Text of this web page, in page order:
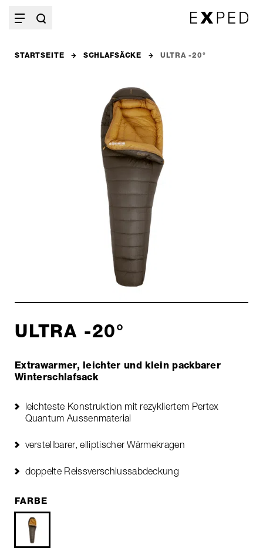
STARTSEITE SCHLAFSÄCKE ULTRA -20°
ULTRA -20°
Extrawarmer, leichter und klein packbarer
Winterschlafsack
leichteste Konstruktion mit rezykliertem Pertex
Quantum Aussenmaterial
verstellbarer, elliptischer Wärmekragen
doppelte Reissverschlussabdeckung
FARBE